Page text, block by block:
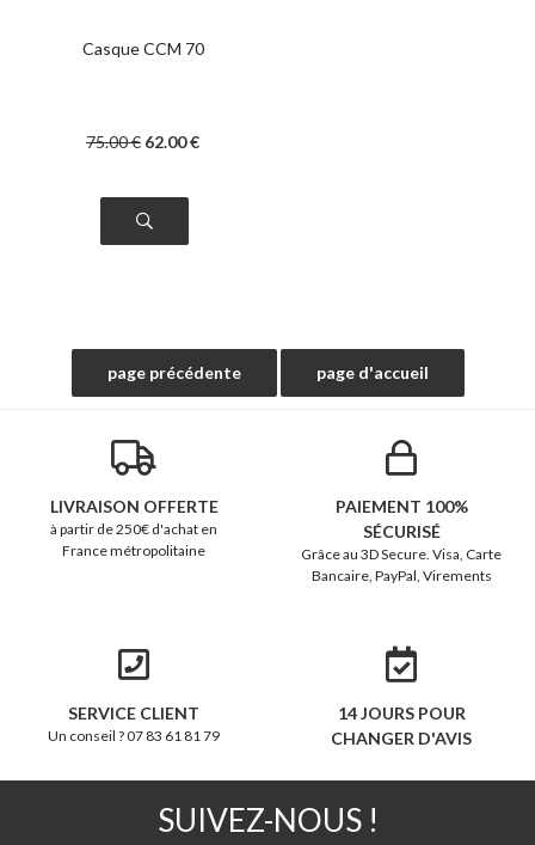
Casque CCM 70
75.00€ 62.00€
LIVRAISON OFFERTE
à partir de 250€ d'achat en
France métropolitaine
PAIEMENT 100%
SÉCURISÉ
Grâce au 3D Secure. Visa, Carte
Bancaire, PayPal, Virements
SERVICE CLIENT
Un conseil ? 07 83 61 81 79
14 JOURS POUR
CHANGER D'AVIS
SUIVEZ-NOUS !